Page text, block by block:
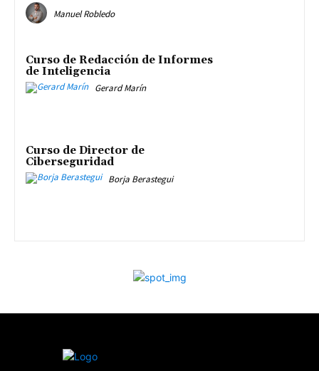
Manuel Robledo
Curso de Redacción de Informes
de Inteligencia
Gerard Marín
Curso de Director de
Ciberseguridad
Borja Berastegui